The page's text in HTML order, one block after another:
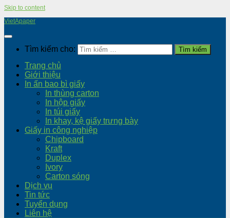
Skip to content
VietApaper
Tìm kiếm cho:
Trang chủ
Giới thiệu
In ấn bao bì giấy
In thùng carton
In hộp giấy
In túi giấy
In khay, kệ giấy trưng bày
Giấy in công nghiệp
Chipboard
Kraft
Duplex
Ivory
Carton sóng
Dịch vụ
Tin tức
Tuyển dụng
Liên hệ